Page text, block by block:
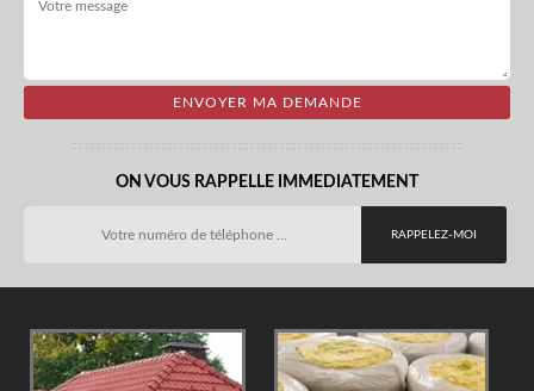
ON VOUS RAPPELLE IMMEDIATEMENT